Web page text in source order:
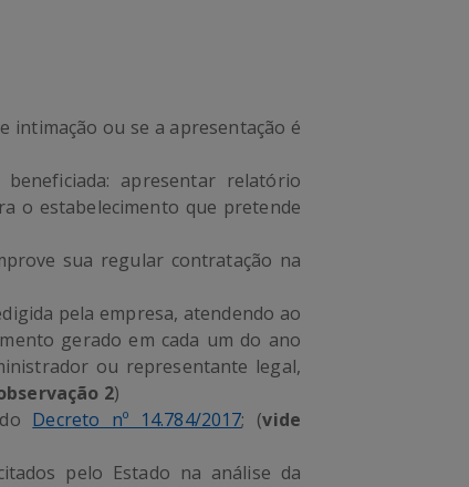
intimação ou se a apresentação é
apresentar relatório
o estabelecimento que pretende
sua regular contratação na
pela empresa, atendendo ao
gerado em cada um do ano
ou representante legal,
2)
Decreto nº 14.784/2017; (vide
pelo Estado na análise da